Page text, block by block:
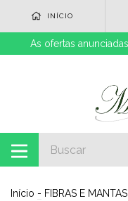
INÍCIO
As ofertas
Início - FIBRAS E MANTAS